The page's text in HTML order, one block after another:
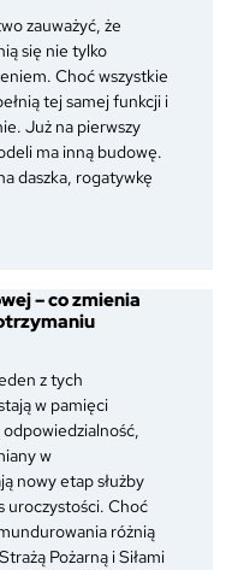
zauważyć, że
się nie tylko
Choć wszystkie
tej samej funkcji i
Już na pierwszy
ma inną budowę.
daszka, rogatywkę
– co zmienia
z tych
w pamięci
w
nowy etap służby
uroczystości. Choć
różnią
Pożarną i Siłami